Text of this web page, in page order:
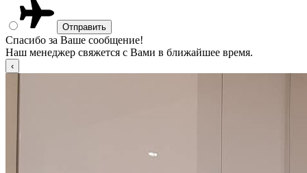
Спасибо за Ваше сообщение!
Наш менеджер свяжется с Вами в ближайшее время.